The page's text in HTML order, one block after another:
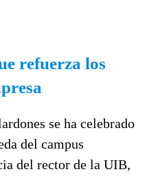
refuerza los
se ha celebrado
del campus
del rector de la UIB,